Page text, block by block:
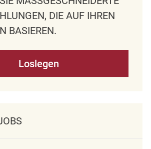
DIE AUF IHREN I
BASIEREN.
Loslegen